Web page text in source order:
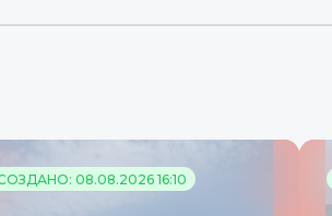
08.08.2026 16:10